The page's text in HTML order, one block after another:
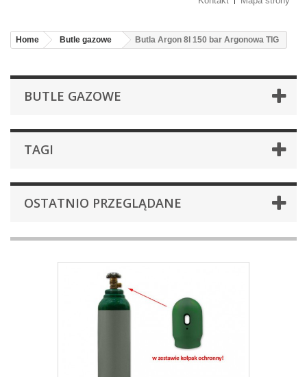
Home Butle gazowe Butla Argon 8l 150 bar Argonowa TIG
BUTLE GAZOWE
TAGI
OSTATNIO PRZEGLĄDANE